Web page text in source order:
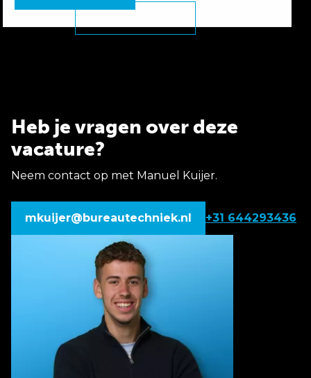
Heb je vragen over deze
vacature?
Neem contact op met Manuel Kuijer.
mkuijer@bureautechniek.nl +31 644293436